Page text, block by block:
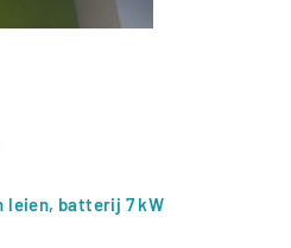
leien, batterij 7 kW